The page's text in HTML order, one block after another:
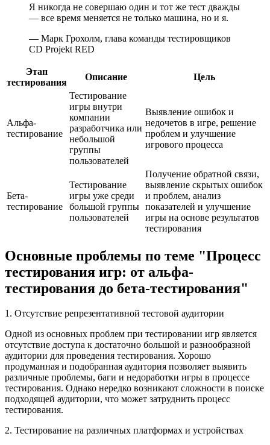
Я никогда не совершаю один и тот же тест дважды
— все время меняется не только машина, но и я.
— Марк Грохолм, глава команды тестировщиков
CD Projekt RED
Этап
тестирования
Описание Цель
Альфа-
тестирование
Тестирование
игры внутри
компании
разработчика или
небольшой
группы
пользователей
Выявление ошибок и
недочетов в игре, решение
проблем и улучшение
игрового процесса
Бета-
тестирование
Тестирование
игры уже среди
большой группы
пользователей
Получение обратной связи,
выявление скрытых ошибок
и проблем, анализ
показателей и улучшение
игры на основе результатов
тестирования
Основные проблемы по теме "Процесс
тестирования игр: от альфа-
тестирования до бета-тестирования"
1. Отсутствие репрезентативной тестовой аудитории
Одной из основных проблем при тестировании игр является
отсутствие доступа к достаточно большой и разнообразной
аудитории для проведения тестирования. Хорошо
продуманная и подобранная аудитория позволяет выявить
различные проблемы, баги и недоработки игры в процессе
тестирования. Однако нередко возникают сложности в поиске
подходящей аудитории, что может затруднить процесс
тестирования.
2. Тестирование на различных платформах и устройствах